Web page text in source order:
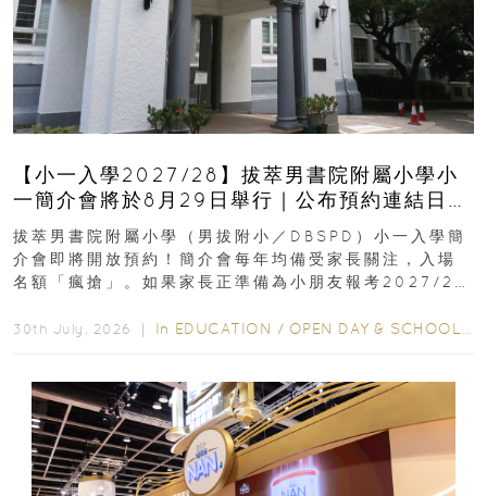
【小一入學2027/28】拔萃男書院附屬小學小
一簡介會將於8月29日舉行｜公布預約連結日期
｜更設有網上重溫
拔萃男書院附屬小學（男拔附小／DBSPD）小一入學簡
介會即將開放預約！簡介會每年均備受家長關注，入場
名額「瘋搶」。如果家長正準備為小朋友報考2027/28
30th July, 2026 ｜ In EDUCATION / OPEN DAY & SCHOOL EVENTS